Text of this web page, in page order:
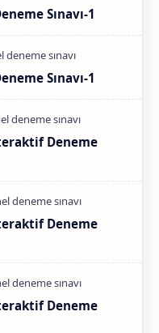
Sınavı-1
Sınavı-1
Deneme
Deneme
Deneme